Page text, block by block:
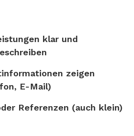
klar und
zeigen
E-Mail)
Referenzen (auch klein)